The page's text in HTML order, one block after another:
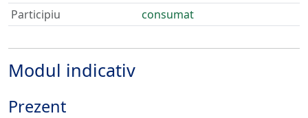
Participiu
consumat
Modul indicativ
Prezent